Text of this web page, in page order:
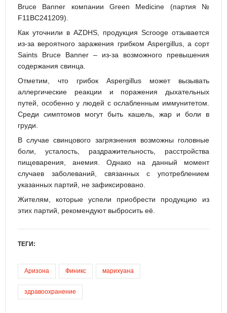
Bruce Banner компании Green Medicine (партия №
F11BC241209).
Как уточнили в AZDHS, продукция Scrooge отзывается
из-за вероятного заражения грибком Aspergillus, а сорт
Saints Bruce Banner – из-за возможного превышения
содержания свинца.
Отметим, что грибок Aspergillus может вызывать
аллергические реакции и поражения дыхательных
путей, особенно у людей с ослабленным иммунитетом.
Среди симптомов могут быть кашель, жар и боли в
груди.
В случае свинцового загрязнения возможны головные
боли, усталость, раздражительность, расстройства
пищеварения, анемия. Однако на данный момент
случаев заболеваний, связанных с употреблением
указанных партий, не зафиксировано.
Жителям, которые успели приобрести продукцию из
этих партий, рекомендуют выбросить её.
ТЕГИ:
Аризона Финикс марихуана
здравоохранение